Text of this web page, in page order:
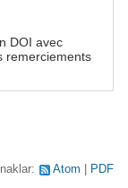
DOI avec
remerciements
Atom PDF